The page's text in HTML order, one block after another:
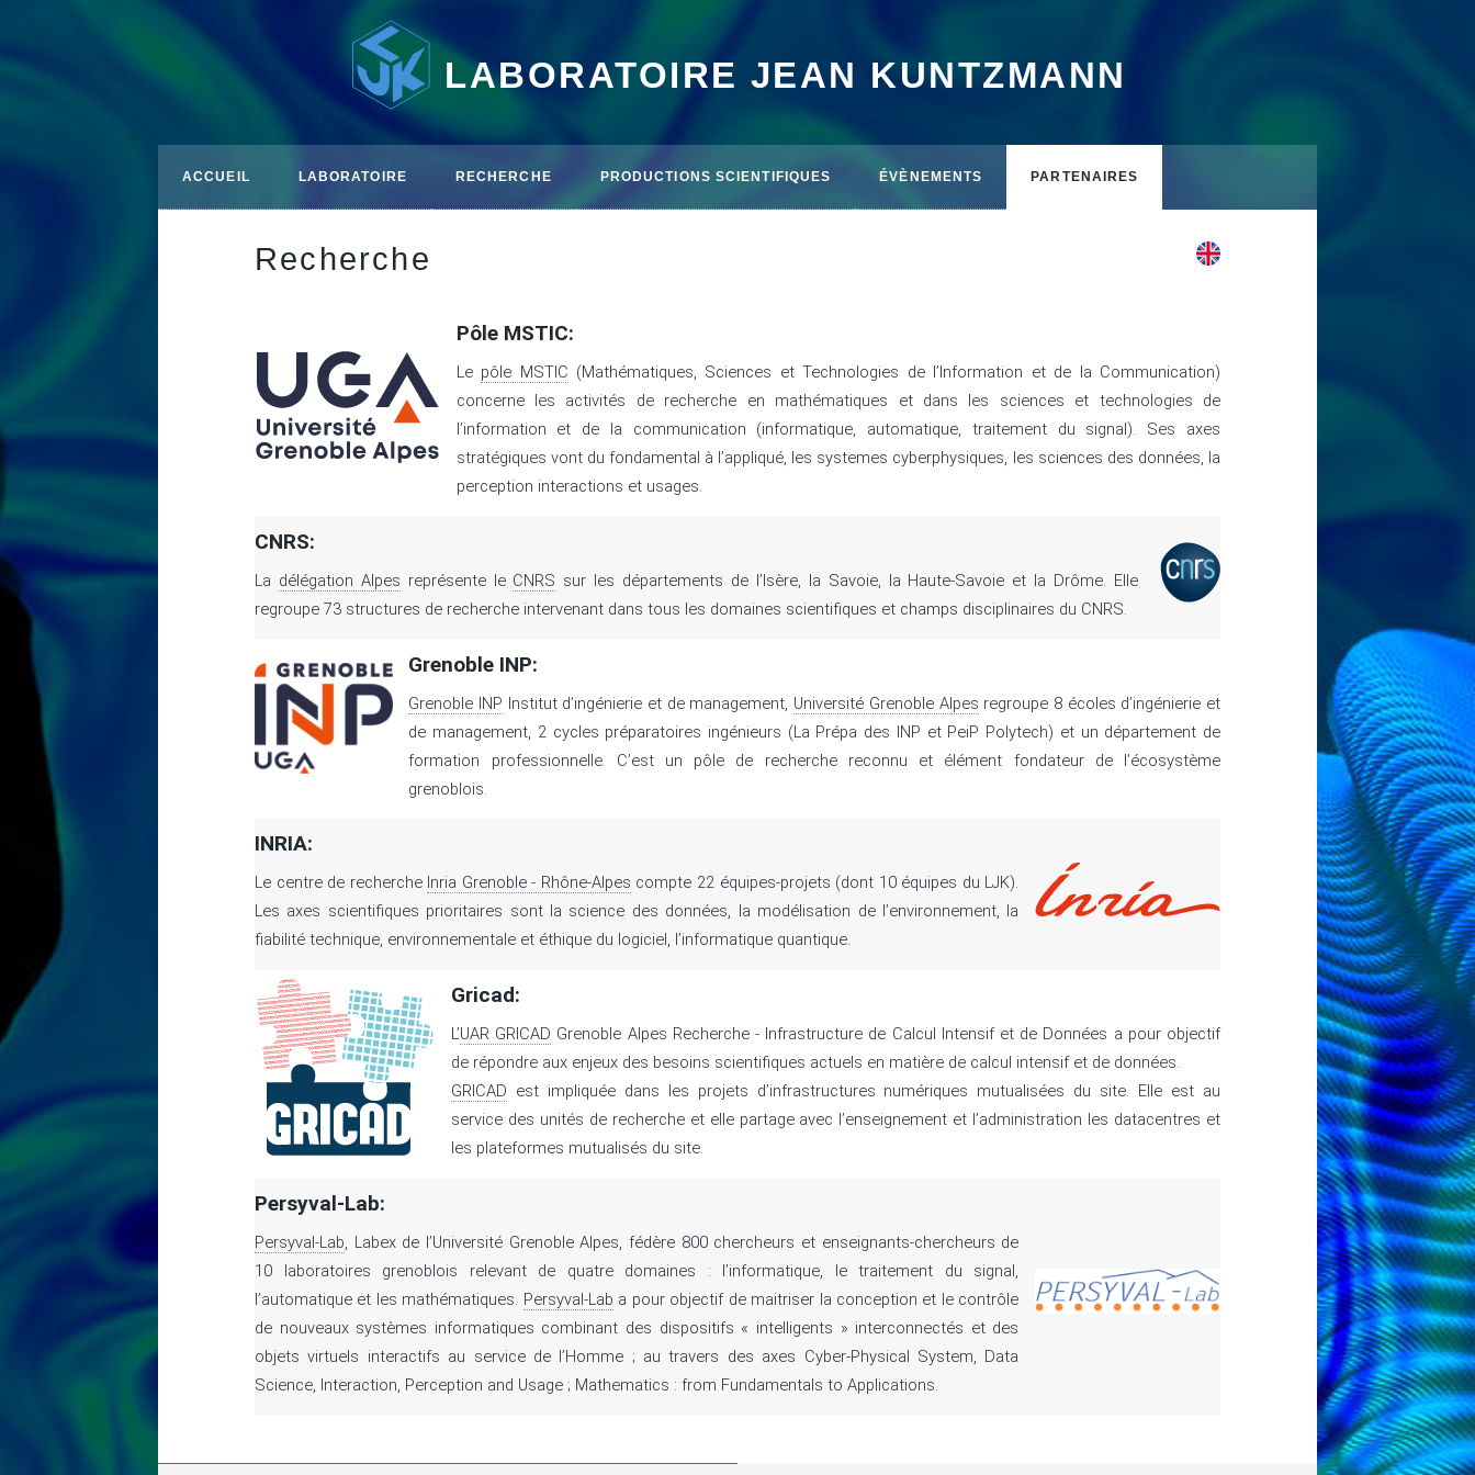
LABORATOIRE JEAN KUNTZMANN
ACCUEIL LABORATOIRE RECHERCHE PRODUCTIONS SCIENTIFIQUES ÉVÈNEMENTS PARTENAIRES
Recherche
Pôle MSTIC:
Le pôle MSTIC (Mathématiques, Sciences et Technologies de l’Information et de la Communication)
concerne les activités de recherche en mathématiques et dans les sciences et technologies de
l’information et de la communication (informatique, automatique, traitement du signal). Ses axes
stratégiques vont du fondamental à l’appliqué, les systemes cyberphysiques, les sciences des données, la
perception interactions et usages.
CNRS:
La délégation Alpes représente le CNRS sur les départements de l’Isère, la Savoie, la Haute-Savoie et la Drôme. Elle
regroupe 73 structures de recherche intervenant dans tous les domaines scientifiques et champs disciplinaires du CNRS.
Grenoble INP:
Grenoble INP Institut d’ingénierie et de management, Université Grenoble Alpes regroupe 8 écoles d’ingénierie et
de management, 2 cycles préparatoires ingénieurs (La Prépa des INP et PeiP Polytech) et un département de
formation professionnelle. C’est un pôle de recherche reconnu et élément fondateur de l’écosystème
grenoblois.
INRIA:
Le centre de recherche Inria Grenoble - Rhône-Alpes compte 22 équipes-projets (dont 10 équipes du LJK).
Les axes scientifiques prioritaires sont la science des données, la modélisation de l’environnement, la
fiabilité technique, environnementale et éthique du logiciel, l’informatique quantique.
Gricad:
L’UAR GRICAD Grenoble Alpes Recherche - Infrastructure de Calcul Intensif et de Données a pour objectif
de répondre aux enjeux des besoins scientifiques actuels en matière de calcul intensif et de données.
GRICAD est impliquée dans les projets d’infrastructures numériques mutualisées du site. Elle est au
service des unités de recherche et elle partage avec l’enseignement et l’administration les datacentres et
les plateformes mutualisés du site.
Persyval-Lab:
Persyval-Lab , Labex de l’Université Grenoble Alpes, fédère 800 chercheurs et enseignants-chercheurs de
10 laboratoires grenoblois relevant de quatre domaines : l’informatique, le traitement du signal,
l’automatique et les mathématiques. Persyval-Lab a pour objectif de maitriser la conception et le contrôle
de nouveaux systèmes informatiques combinant des dispositifs « intelligents » interconnectés et des
objets virtuels interactifs au service de l’Homme ; au travers des axes Cyber-Physical System, Data
Science, Interaction, Perception and Usage ; Mathematics : from Fundamentals to Applications.